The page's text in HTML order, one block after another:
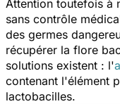
Attention toutefois à
sans contrôle
des germes
récupérer la flore
solutions existent : l'
contenant l'élément
lactobacilles.